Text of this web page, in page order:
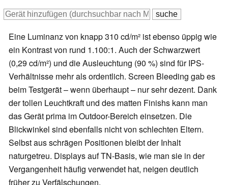
Eine Luminanz von knapp 310 cd/m² ist ebenso üppig wie
ein Kontrast von rund 1.100:1. Auch der Schwarzwert
(0,29 cd/m²) und die Ausleuchtung (90 %) sind für IPS-
Verhältnisse mehr als ordentlich. Screen Bleeding gab es
beim Testgerät – wenn überhaupt – nur sehr dezent. Dank
der tollen Leuchtkraft und des matten Finishs kann man
das Gerät prima im Outdoor-Bereich einsetzen. Die
Blickwinkel sind ebenfalls nicht von schlechten Eltern.
Selbst aus schrägen Positionen bleibt der Inhalt
naturgetreu. Displays auf TN-Basis, wie man sie in der
Vergangenheit häufig verwendet hat, neigen deutlich
früher zu Verfälschungen.